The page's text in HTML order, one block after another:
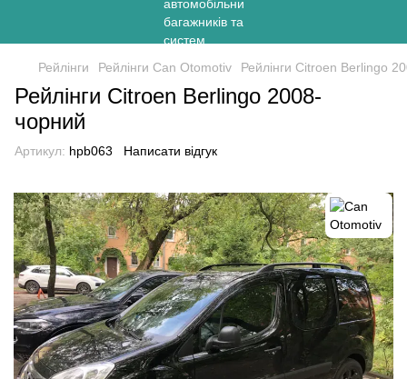
Рейлінги Рейлінги Can Otomotiv Рейлінги Citroen Berlingo
Рейлінги Citroen Berlingo 2008-
чорний
Артикул: hpb063 Написати відгук